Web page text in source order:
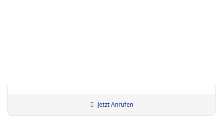
Bodypainter:innen
Künstler:innen Würzburg
Jetzt Anrufen